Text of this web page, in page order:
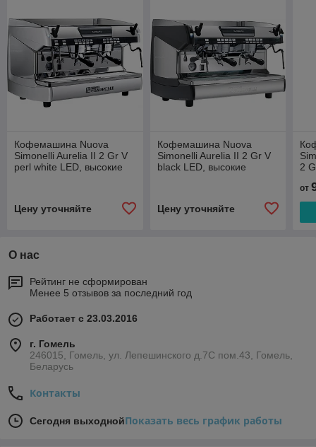
Кофемашина Nuova
Simonelli Aurelia II 2 Gr V
perl white LED, высокие
Цену уточняйте
Кофемашина Nuova
Simonelli Aurelia II 2 Gr V
black LED, высокие
Цену уточняйте
2
от
О нас
Рейтинг не сформирован
Менее 5 отзывов за последний год
Работает с 23.03.2016
г. Гомель
246015, Гомель, ул. Лепешинского д.7С пом.43, Гомель,
Беларусь
Контакты
Сегодня выходнойПоказать весь график работы